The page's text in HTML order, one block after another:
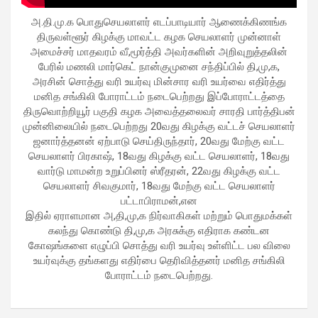
PCI. Once the patient's condition was stabilised, the team
identified that the blocked artery contained a complex mix of
fresh blood clot, hardened plaque and scar tissue, preventing
conventional balloons from crossing the blockage. Doctors then
used Excimer Laser Coronary Atherectomy (ELCA) to precisely
clear the obstruction, creating a pathway for balloon angioplasty
and successful stent placement. The three-hour procedure,
including the stent placement and removal of the Impella device,
was completed successfully. The patient recovered well, was
discharged in a stable condition. Speaking about the case, Dr.
Aravind Duruvasal, Senior Consultant – Interventional
Cardiologist, Prashanth Hospitals, said, "The patient was diabetic
and was found to have suffered a previous silent heart attack
without being aware of it, making the case even more complex. In
such critically ill patients,performing a conventional angioplasty
can be extremely risky, as the heart may not tolerate temporary
interruptions in blood flow during the procedure. His heart was
functioning at only 30%, leaving virtually no margin for error during
angioplasty. Using Impella allowed us to safely support his
அ.தி.மு.க பொதுசெயலாளர் எடப்பாடியார் ஆணைக்கிணங்க
திருவள்ளூர் கிழக்கு மாவட்ட கழக செயலாளர் முன்னாள்
அமைச்சர் மாதவரம் வீ,மூர்த்தி அவர்களின் அறிவுறுத்தலின்
பேரில் மணலி மார்கெட் நான்குமுனை சந்திப்பில் தி,மு,க,
அரசின் சொத்து வரி உயர்வு மின்சார வரி உயர்வை எதிர்த்து
மனித சங்கிலி போராட்டம் நடைபெற்றது இப்போராட்டத்தை
திருவொற்றியூர் பகுதி கழக அவைத்தலைவர் சாரதி பார்த்திபன்
முன்னிலையில் நடைபெற்றது 20வது கிழக்கு வட்டச் செயலாளர்
ஜனார்த்தனன் ஏற்பாடு செய்திருந்தார், 20வது மேற்கு வட்ட
செயலாளர் பிரகாஷ், 18வது கிழக்கு வட்ட செயலாளர், 18வது
வார்டு மாமன்ற உறுப்பினர் ஸ்ரீதரன், 22வது கிழக்கு வட்ட
செயலாளர் சிவகுமார், 18வது மேற்கு வட்ட செயலாளர்
பட்டாபிராமன்,என
இதில் ஏராளமான அ,தி,மு,க நிர்வாகிகள் மற்றும் பொதுமக்கள்
கலந்து கொண்டு தி,மு,க அரசுக்கு எதிராக கண்டன
கோஷங்களை எழுப்பி சொத்து வரி உயர்வு உள்ளிட்ட பல விலை
உயர்வுக்கு தங்களது எதிர்பை தெரிவித்தனர் மனித சங்கிலி
போராட்டம் நடைபெற்றது.